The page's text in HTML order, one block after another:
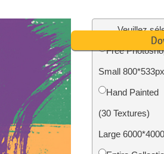
Services de restauration photo
Veuillez
Free
Small 800*533px
Hand Painted
(30 Textures)
Large